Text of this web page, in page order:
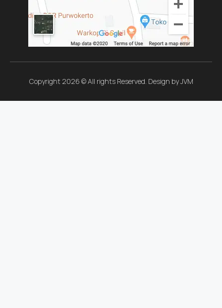
Copyright 2026 © All rights Reserved. Design by JVM